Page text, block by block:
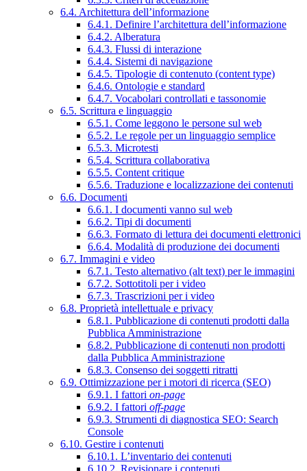
6.4. Architettura dell’informazione
6.4.1. Definire l’architettura dell’informazione
6.4.2. Alberatura
6.4.3. Flussi di interazione
6.4.4. Sistemi di navigazione
6.4.5. Tipologie di contenuto (content type)
6.4.6. Ontologie e standard
6.4.7. Vocabolari controllati e tassonomie
6.5. Scrittura e linguaggio
6.5.1. Come leggono le persone sul web
6.5.2. Le regole per un linguaggio semplice
6.5.3. Microtesti
6.5.4. Scrittura collaborativa
6.5.5. Content critique
6.5.6. Traduzione e localizzazione dei contenuti
6.6. Documenti
6.6.1. I documenti vanno sul web
6.6.2. Tipi di documenti
6.6.3. Formato di lettura dei documenti elettronici
6.6.4. Modalità di produzione dei documenti
6.7. Immagini e video
6.7.1. Testo alternativo (alt text) per le immagini
6.7.2. Sottotitoli per i video
6.7.3. Trascrizioni per i video
6.8. Proprietà intellettuale e privacy
6.8.1. Pubblicazione di contenuti prodotti dalla
Pubblica Amministrazione
6.8.2. Pubblicazione di contenuti non prodotti
dalla Pubblica Amministrazione
6.8.3. Consenso dei soggetti ritratti
6.9. Ottimizzazione per i motori di ricerca (SEO)
6.9.1. I fattori on-page
6.9.2. I fattori off-page
6.9.3. Strumenti di diagnostica SEO: Search
Console
6.10. Gestire i contenuti
6.10.1. L’inventario dei contenuti
6.10.2. Revisionare i contenuti